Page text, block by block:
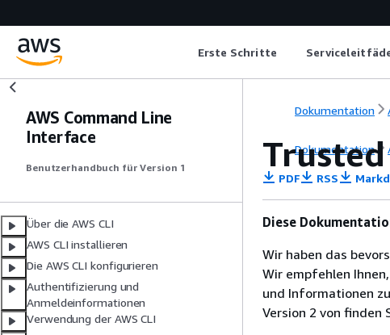
Erste Schritte
AWS Command Line
Interface
Benutzerhandbuch für Version 1
Über die AWS CLI
AWS CLI installieren
Die AWS CLI konfigurieren
Authentifizierung und
Anmeldeinformationen
Verwendung der AWS CLI
Dokumentation
Dokumentation
PDF RSS
Diese
Wir haben das
Wir empfehlen
und Informationen
Version 2 von finden